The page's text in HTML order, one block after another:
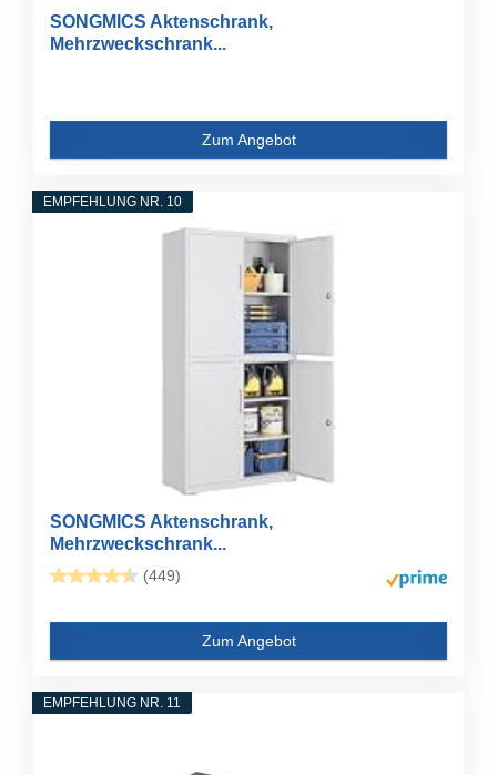
SONGMICS Aktenschrank,
Mehrzweckschrank...
Zum Angebot
EMPFEHLUNG NR. 10
SONGMICS Aktenschrank,
Mehrzweckschrank...
(449)
Zum Angebot
EMPFEHLUNG NR. 11